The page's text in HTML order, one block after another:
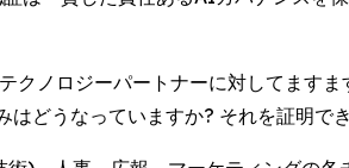
ノロジーパートナーに対してますま
どうなっていますか? それを証明でき